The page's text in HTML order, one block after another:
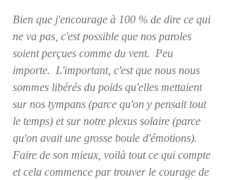
Bien que j'encourage à 100 % de dire ce qui
ne va pas, c'est possible que nos paroles
soient perçues comme du vent.  Peu
importe.  L'important, c'est que nous nous
sommes libérés du poids qu'elles mettaient
sur nos tympans (parce qu'on y pensait tout
le temps) et sur notre plexus solaire (parce
qu'on avait une grosse boule d'émotions).
Faire de son mieux, voilà tout ce qui compte
et cela commence par trouver le courage de